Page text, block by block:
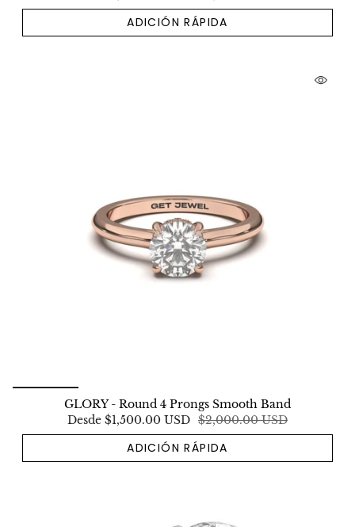
ADICIÓN RÁPIDA
GLORY - Round 4 Prongs Smooth Band
Desde $1,500.00 USD $2,000.00 USD
ADICIÓN RÁPIDA